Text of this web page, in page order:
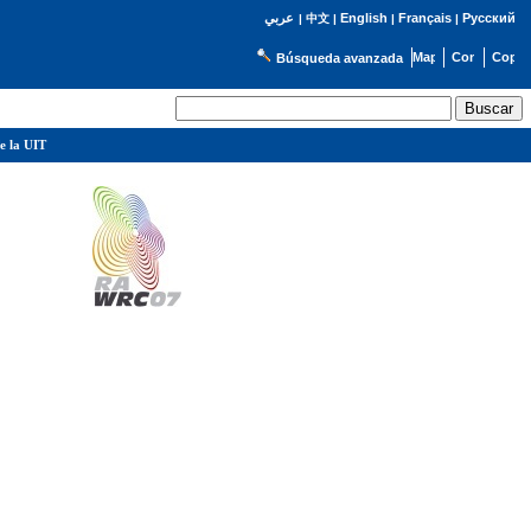
عربي | 中文| English | Français| Русский
Búsqueda avanzada
la UIT